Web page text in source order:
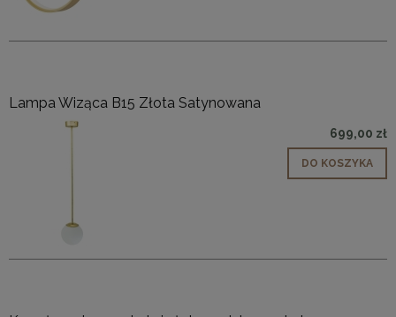
Lampa Wiząca B15 Złota Satynowana
699,00 zł
DO KOSZYKA